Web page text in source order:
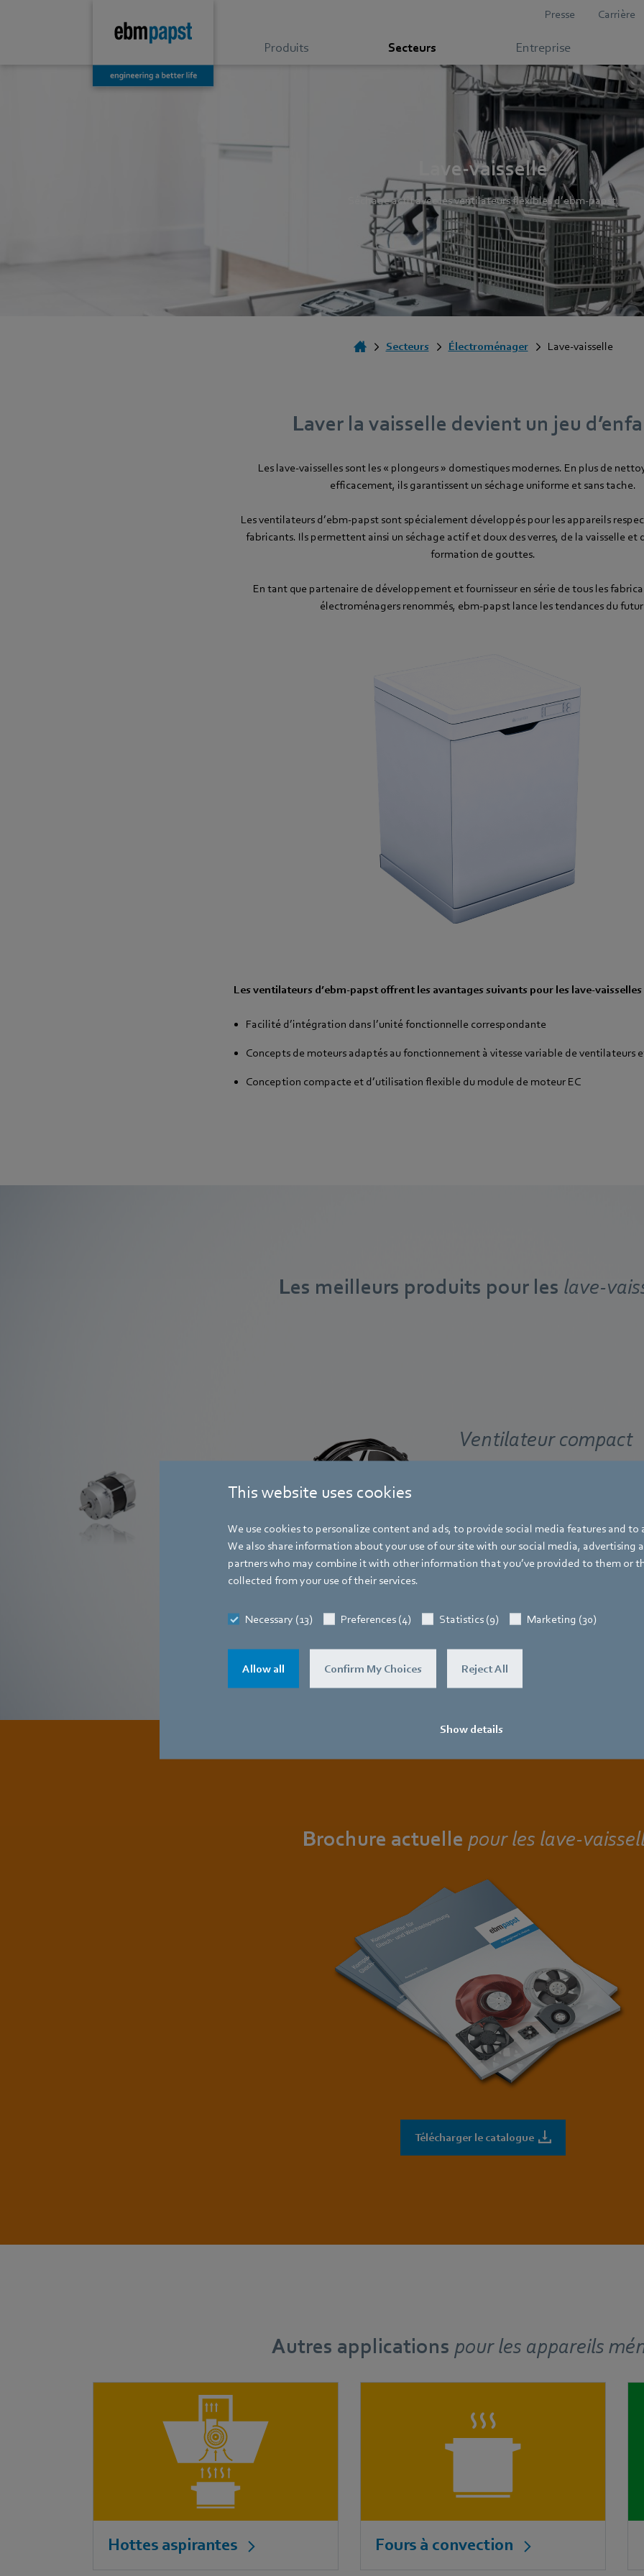
This website uses cookies
We use cookies to personalize content and ads, to provide social media features and to
We also share information about your use of our site with our social media, advertising
partners who may combine it with other information that you’ve provided to them or
collected from your use of their services.
Necessary (13) Preferences (4) Statistics (9) Marketing (30)
Allow all Confirm My Choices Reject All
Show details
Presse Carrière
Produits Secteurs Entreprise
Lave-vaisselle
Séchage actif avec les ventilateurs flexibles d’ebm-papst.
Secteurs Électroménager Lave-vaisselle
Laver la vaisselle devient un jeu
Les lave-vaisselles sont les « plongeurs » domestiques modernes. En plus de
efficacement, ils garantissent un séchage uniforme et sans tache.
Les ventilateurs d’ebm-papst sont spécialement développés pour les appareils
fabricants. Ils permettent ainsi un séchage actif et doux des verres, de la vaisselle et
formation de gouttes.
En tant que partenaire de développement et fournisseur en série de tous les
électroménagers renommés, ebm-papst lance les tendances du
Les ventilateurs d’ebm-papst offrent les avantages suivants pour les lave-vaisselles
Facilité d’intégration dans l’unité fonctionnelle correspondante
Concepts de moteurs adaptés au fonctionnement à vitesse variable de ventilateurs
Conception compacte et d’utilisation flexible du module de moteur EC
Les meilleurs produits pour les lave-
Ventilateur compact
En savoir plus
Brochure actuelle pour les lave-
Télécharger le catalogue
Autres applications pourles appareils
Hottes aspirantes Fours à convection